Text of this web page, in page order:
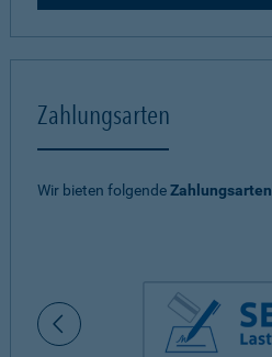
Zahlungsarten
Wir bieten folgendeZahlungsarten